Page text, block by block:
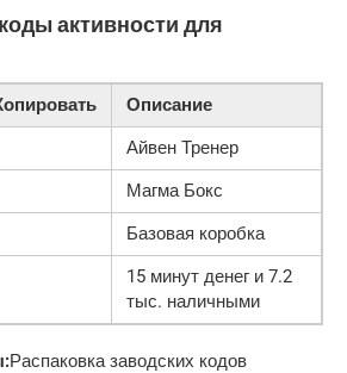
активности для
Описание
Айвен Тренер
Магма Бокс
Базовая коробка
15 минут денег и 7.2
тыс. наличными
Распаковка заводских кодов